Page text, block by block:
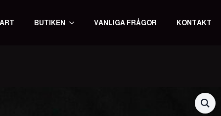
BUTIKEN VANLIGA FRÅGOR KONTAKT